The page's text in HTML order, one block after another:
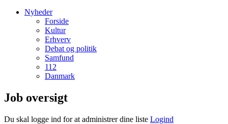
Nyheder
Forside
Kultur
Erhverv
Debat og politik
Samfund
112
Danmark
Job oversigt
Du skal logge ind for at administrer dine liste Logind